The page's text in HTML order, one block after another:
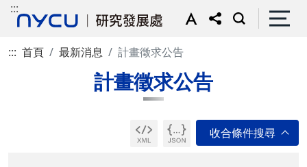
:::
::: 首頁 最新消息 計畫徵求公告
計畫徵求公告